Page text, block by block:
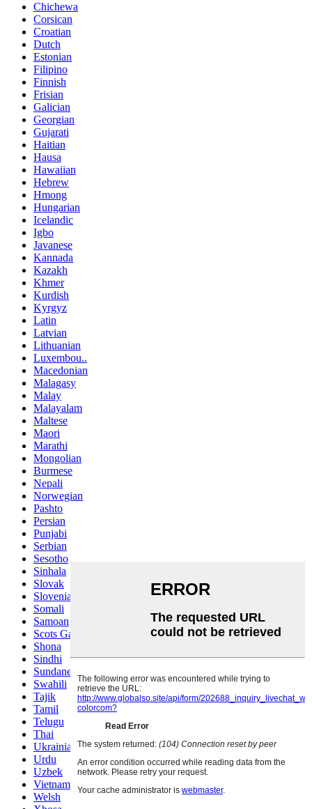
Chichewa
Corsican
Croatian
Dutch
Estonian
Filipino
Finnish
Frisian
Galician
Georgian
Gujarati
Haitian
Hausa
Hawaiian
Hebrew
Hmong
Hungarian
Icelandic
Igbo
Javanese
Kannada
Kazakh
Khmer
Kurdish
Kyrgyz
Latin
Latvian
Lithuanian
Luxembou..
Macedonian
Malagasy
Malay
Malayalam
Maltese
Maori
Marathi
Mongolian
Burmese
Nepali
Norwegian
Pashto
Persian
Punjabi
Serbian
Sesotho
Sinhala
Slovak
Slovenian
Somali
Samoan
Scots Gaelic
Shona
Sindhi
Sundanese
Swahili
Tajik
Tamil
Telugu
Thai
Ukrainian
Urdu
Uzbek
Vietnamese
Welsh